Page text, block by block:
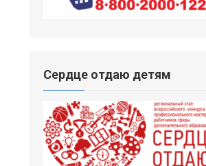
Сердце отдаю детям